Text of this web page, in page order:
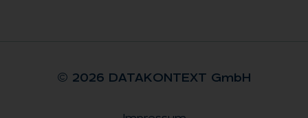
© 2026 DA­TA­KON­TEXT GmbH